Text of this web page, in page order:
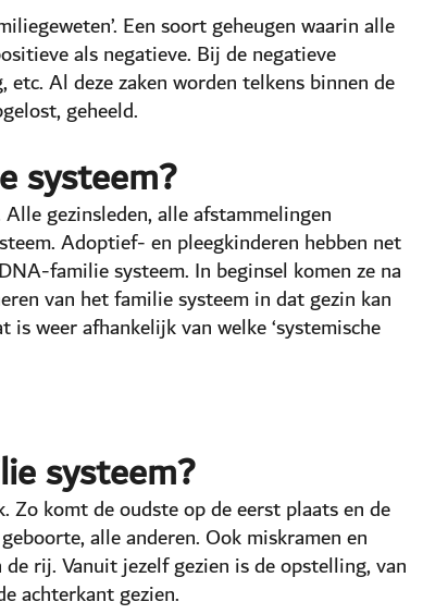
Een soort geheugen waarin alle
als negatieve. Bij de negatieve
Al deze zaken worden telkens binnen de
geheeld.
systeem?
gezinsleden, alle afstammelingen
Adoptief- en pleegkinderen hebben net
familie systeem. In beginsel komen ze na
van het familie systeem in dat gezin kan
weer afhankelijk van welke ‘systemische
systeem?
komt de oudste op de eerst plaats en de
alle anderen. Ook miskramen en
rij. Vanuit jezelf gezien is de opstelling, van
achterkant gezien.